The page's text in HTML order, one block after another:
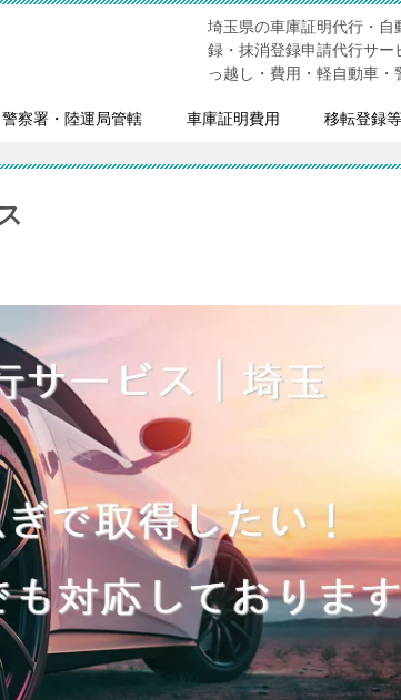
埼玉県の車庫証明代行・
録・抹消登録申請代行サー
っ越し・費用・軽自動車・
警察署・陸運局管轄 車庫証明費用 移転登録